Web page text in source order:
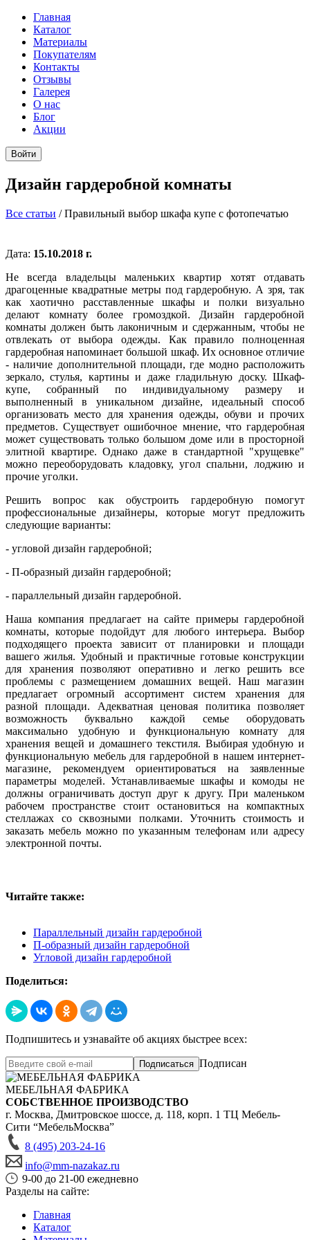
Главная
Каталог
Материалы
Покупателям
Контакты
Отзывы
Галерея
О нас
Блог
Акции
Войти
Дизайн гардеробной комнаты
Все статьи /Правильный выбор шкафа купе с фотопечатью
Дата: 15.10.2018 г.
Не всегда владельцы маленьких квартир хотят отдавать
драгоценные квадратные метры под гардеробную. А зря, так
как хаотично расставленные шкафы и полки визуально
делают комнату более громоздкой. Дизайн гардеробной
комнаты должен быть лаконичным и сдержанным, чтобы не
отвлекать от выбора одежды. Как правило полноценная
гардеробная напоминает большой шкаф. Их основное отличие
- наличие дополнительной площади, где модно расположить
зеркало, стулья, картины и даже гладильную доску. Шкаф-
купе, собранный по индивидуальному размеру и
выполненный в уникальном дизайне, идеальный способ
организовать место для хранения одежды, обуви и прочих
предметов. Существует ошибочное мнение, что гардеробная
может существовать только большом доме или в просторной
элитной квартире. Однако даже в стандартной "хрущевке"
можно переоборудовать кладовку, угол спальни, лоджию и
прочие уголки.
Решить вопрос как обустроить гардеробную помогут
профессиональные дизайнеры, которые могут предложить
следующие варианты:
- угловой дизайн гардеробной;
- П-образный дизайн гардеробной;
- параллельный дизайн гардеробной.
Наша компания предлагает на сайте примеры гардеробной
комнаты, которые подойдут для любого интерьера. Выбор
подходящего проекта зависит от планировки и площади
вашего жилья. Удобный и практичные готовые конструкции
для хранения позволяют оперативно и легко решить все
проблемы с размещением домашних вещей. Наш магазин
предлагает огромный ассортимент систем хранения для
разной площади. Адекватная ценовая политика позволяет
возможность буквально каждой семье оборудовать
максимально удобную и функциональную комнату для
хранения вещей и домашнего текстиля. Выбирая удобную и
функциональную мебель для гардеробной в нашем интернет-
магазине, рекомендуем ориентироваться на заявленные
параметры моделей. Устанавливаемые шкафы и комоды не
должны ограничивать доступ друг к другу. При маленьком
рабочем пространстве стоит остановиться на компактных
стеллажах со сквозными полками. Уточнить стоимость и
заказать мебель можно по указанным телефонам или адресу
электронной почты.
Читайте также:
Параллельный дизайн гардеробной
П-образный дизайн гардеробной
Угловой дизайн гардеробной
Поделиться:
Подпишитесь и узнавайте об акциях быстрее всех:
Подписаться Подписан
МЕБЕЛЬНАЯ ФАБРИКА
СОБСТВЕННОЕ ПРОИЗВОДСТВО
г. Москва, Дмитровское шоссе, д. 118, корп. 1 ТЦ Мебель-
Сити “МебельМосква”
8 (495) 203-24-16
info@mm-nazakaz.ru
9-00 до 21-00 ежедневно
Разделы на сайте:
Главная
Каталог